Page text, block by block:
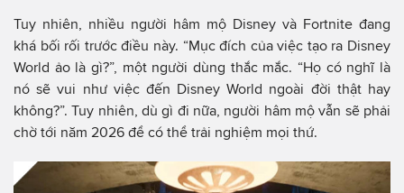
Tuy nhiên, nhiều người hâm mộ Disney và Fortnite đang
khá bối rối trước điều này. “Mục đích của việc tạo ra Disney
World ảo là gì?”, một người dùng thắc mắc. “Họ có nghĩ là
nó sẽ vui như việc đến Disney World ngoài đời thật hay
không?”. Tuy nhiên, dù gì đi nữa, người hâm mộ vẫn sẽ phải
chờ tới năm 2026 để có thể trải nghiệm mọi thứ.